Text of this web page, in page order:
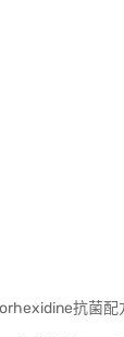
抗菌配